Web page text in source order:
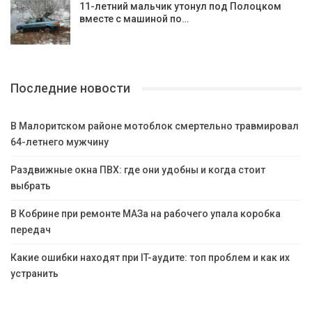
11-летний мальчик утонул под Полоцком
вместе с машиной по…
Последние новости
В Малоритском районе мотоблок смертельно травмировал
64-летнего мужчину
Раздвижные окна ПВХ: где они удобны и когда стоит
выбрать
В Кобрине при ремонте МАЗа на рабочего упала коробка
передач
Какие ошибки находят при IT-аудите: топ проблем и как их
устранить